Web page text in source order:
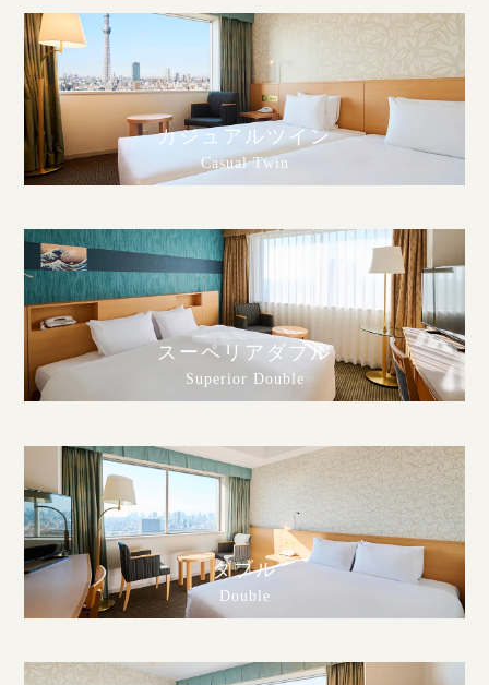
カジュアルツイン
Casual Twin
スーペリアダブル
Superior Double
ダブル
Double